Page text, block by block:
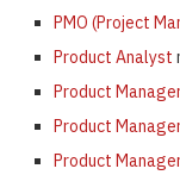
PMO (Project
Product Analyst
Product
Product
Product